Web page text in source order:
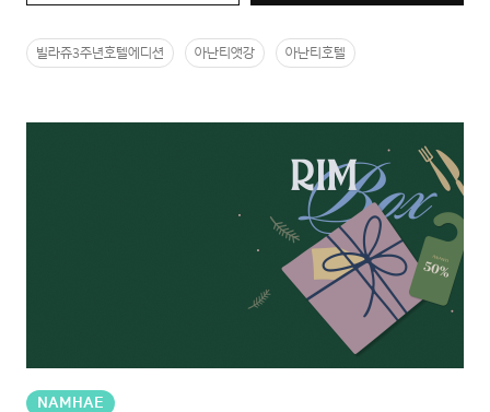
빌라쥬3주년호텔에디션 아난티앳강 아난티호텔
NAMHAE